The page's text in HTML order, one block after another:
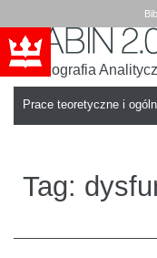
Babin
Bibliografia
Prace teoretyczne i
Tag: